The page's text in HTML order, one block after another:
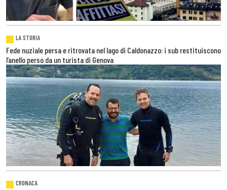
LA STORIA
Fede nuziale persa e ritrovata nel lago di Caldonazzo: i sub restituiscono
l’anello perso da un turista di Genova
CRONACA